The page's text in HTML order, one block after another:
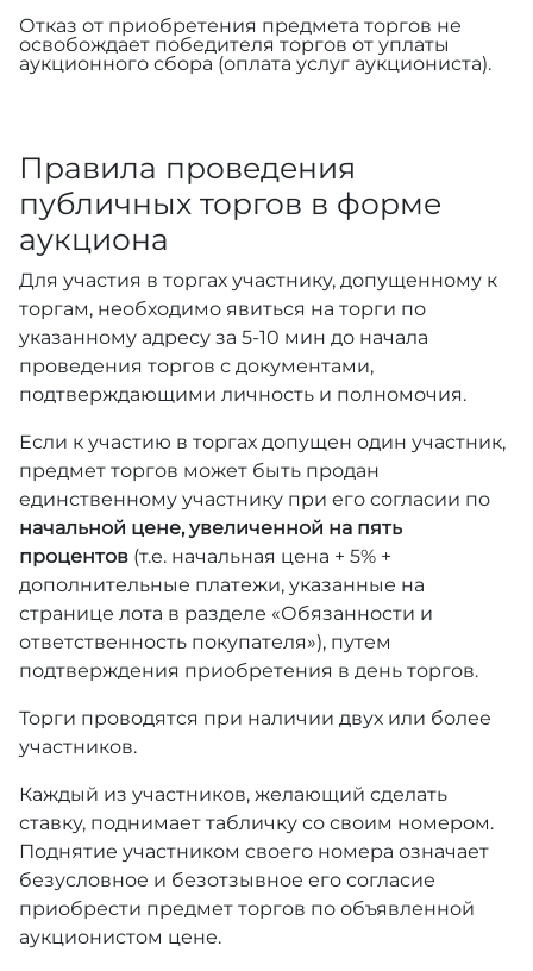
Отказ от приобретения предмета торгов не
освобождает победителя торгов от уплаты
аукционного сбора (оплата услуг аукциониста).
Правила проведения
публичных торгов в форме
аукциона
Для участия в торгах участнику, допущенному к
торгам, необходимо явиться на торги по
указанному адресу за 5-10 мин до начала
проведения торгов с документами,
подтверждающими личность и полномочия.
Если к участию в торгах допущен один участник,
предмет торгов может быть продан
единственному участнику при его согласии по
начальной цене, увеличенной на пять
процентов (т.е. начальная цена + 5% +
дополнительные платежи, указанные на
странице лота в разделе «Обязанности и
ответственность покупателя»), путем
подтверждения приобретения в день торгов.
Торги проводятся при наличии двух или более
участников.
Каждый из участников, желающий сделать
ставку, поднимает табличку со своим номером.
Поднятие участником своего номера означает
безусловное и безотзывное его согласие
приобрести предмет торгов по объявленной
аукционистом цене.